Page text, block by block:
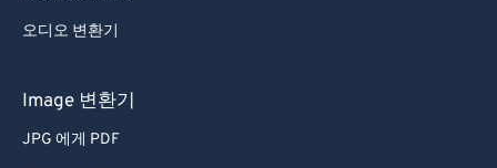
오디오 변환기
Image 변환기
JPG 에게 PDF